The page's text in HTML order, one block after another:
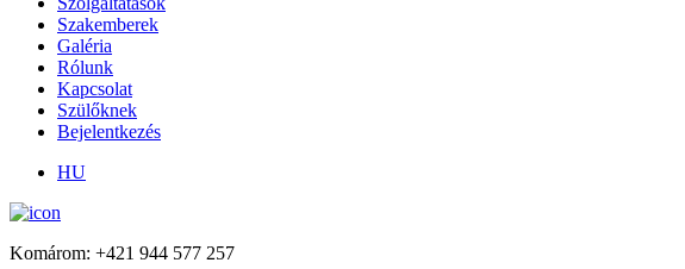
Szakemberek
Galéria
Rólunk
Kapcsolat
Szülőknek
Bejelentkezés
HU
Komárom: +421 944 577 257